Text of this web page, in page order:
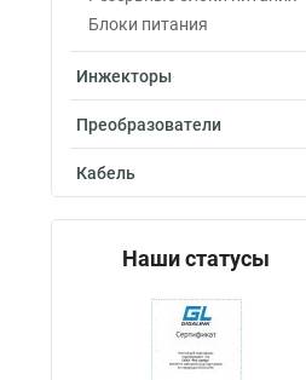
Блоки питания
Инжекторы
Преобразователи
Кабель
Наши статусы